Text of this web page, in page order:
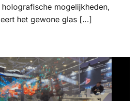
mogelijkheden,
het gewone glas […]